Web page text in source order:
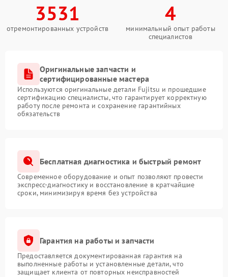
3531
отремонтированных устройств
4
минимальный опыт работы
специалистов
Оригинальные запчасти и
сертифицированные мастера
Используются оригинальные детали Fujitsu и прошедшие
сертификацию специалисты, что гарантирует корректную
работу после ремонта и сохранение гарантийных
обязательств
Бесплатная диагностика и быстрый ремонт
Современное оборудование и опыт позволяют провести
экспресс-диагностику и восстановление в кратчайшие
сроки, минимизируя время без устройства
Гарантия на работы и запчасти
Предоставляется документированная гарантия на
выполненные работы и установленные детали, что
защищает клиента от повторных неисправностей